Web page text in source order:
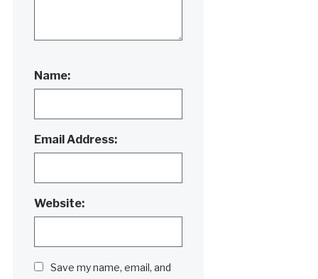
Name:
Email Address:
Website:
Save my name, email, and